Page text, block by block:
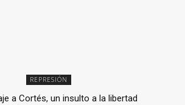
REPRESIÓN
a Cortés, un insulto a la libertad